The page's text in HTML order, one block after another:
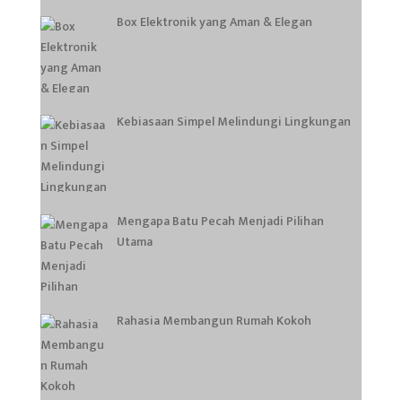
Box Elektronik yang Aman & Elegan
Kebiasaan Simpel Melindungi Lingkungan
Mengapa Batu Pecah Menjadi Pilihan
Utama
Rahasia Membangun Rumah Kokoh